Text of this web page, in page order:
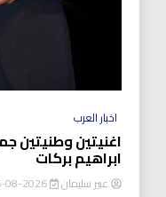
اخبار العرب
اغنيتين وطنيتين
ابراهيم بركات
عبير سليمان 2026-08-06